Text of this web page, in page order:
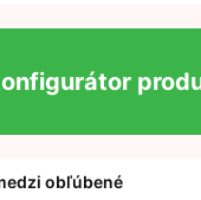
obľúbené